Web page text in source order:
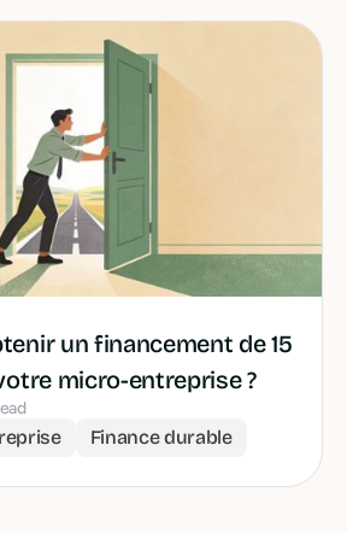
un financement de 15
micro-entreprise ?
Finance durable